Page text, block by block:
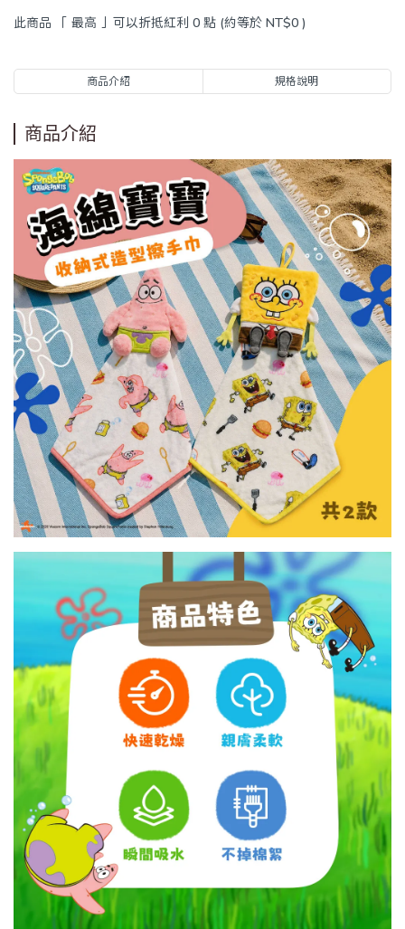
此商品 「 最高 」可以折抵紅利 0 點 (約等於 NT$0 )
商品介紹 規格說明
商品介紹